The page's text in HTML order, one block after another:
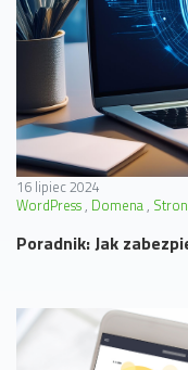
16 lipiec 2024
WordPress Domena
Poradnik: Jak